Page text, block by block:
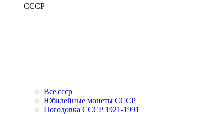
СССР
Все ссср
Юбилейные монеты СССР
Погодовка СССР 1921-1991